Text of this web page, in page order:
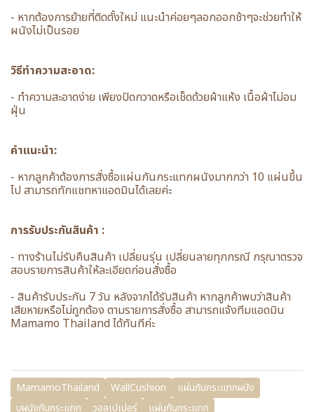
- หากต้องการย้ายที่ติดตั้งใหม่ แนะนำค่อยๆลอกออกช้าๆจะช่วยทำให้
ผนังไม่เป็นรอย
วิธีทำความสะอาด:
- ทำความสะอาดง่าย เพียงปัดกวาดหรือเช็ดด้วยผ้าแห้ง เนื้อผ้าไม่อม
ฝุ่น
คำแนะนำ:
- หากลูกค้าต้องการสั่งซื้อแผ่นกันกระแทกผนังมากกว่า 10 แผ่นขึ้น
ไป สามารถทักแชทหาแอดมินได้เลยค่ะ
การรับประกันสินค้า :
- ทางร้านไม่รับคืนสินค้า เปลี่ยนรุ่น เปลี่ยนลายทุกกรณี กรุณาตรวจ
สอบรายการสินค้าให้ละเอียดก่อนสั่งซื้อ
- สินค้ารับประกัน 7 วัน หลังจากได้รับสินค้า หากลูกค้าพบว่าสินค้า
เสียหายหรือไม่ถูกต้อง ตามรายการสั่งซื้อ สามารถแจ้งทีมแอดมิน
Mamamo Thailand ได้ทันทีค่ะ
MamamoThailand WallCushion
แผ่นกันกระแทกผนัง
บุผนังกันกระแทก
วอลเปเปอร์ แผ่นกันกระแทก